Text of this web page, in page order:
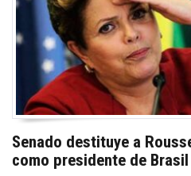
Senado destituye a
como presidente de Brasil